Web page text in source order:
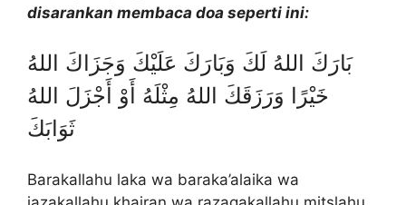
disarankan membaca doa seperti ini:
بَارَكَ اللهُ لَكَ وَبَارَكَ عَلَيْكَ وَجَزَاكَ اللهُ
خَيْرًا وَرَزَقَكَ اللهُ مِثْلَهُ أَوْ أَجْزَلَ اللهُ
ثَوَابَكَ
Barakallahu laka wa baraka’alaika wa